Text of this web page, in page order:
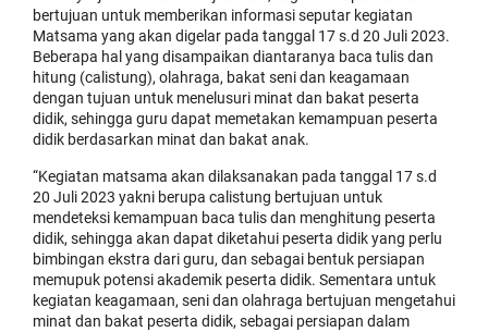
bertujuan untuk memberikan informasi seputar kegiatan
Matsama yang akan digelar pada tanggal 17 s.d 20 Juli 2023.
Beberapa hal yang disampaikan diantaranya baca tulis dan
hitung (calistung), olahraga, bakat seni dan keagamaan
dengan tujuan untuk menelusuri minat dan bakat peserta
didik, sehingga guru dapat memetakan kemampuan peserta
didik berdasarkan minat dan bakat anak.
“Kegiatan matsama akan dilaksanakan pada tanggal 17 s.d
20 Juli 2023 yakni berupa calistung bertujuan untuk
mendeteksi kemampuan baca tulis dan menghitung peserta
didik, sehingga akan dapat diketahui peserta didik yang perlu
bimbingan ekstra dari guru, dan sebagai bentuk persiapan
memupuk potensi akademik peserta didik. Sementara untuk
kegiatan keagamaan, seni dan olahraga bertujuan mengetahui
minat dan bakat peserta didik, sebagai persiapan dalam